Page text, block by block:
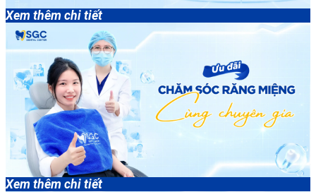
Xem thêm chi tiết
Xem thêm chi tiết